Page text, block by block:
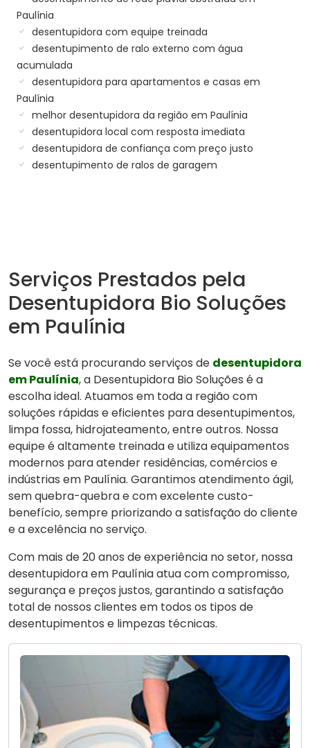
Paulínia
desentupidora com equipe treinada
desentupimento de ralo externo com água
acumulada
desentupidora para apartamentos e casas em
Paulínia
melhor desentupidora da região em Paulínia
desentupidora local com resposta imediata
desentupidora de confiança com preço justo
desentupimento de ralos de garagem
Serviços Prestados pela
Desentupidora Bio Soluções
em Paulínia
Se você está procurando serviços de desentupidora
em Paulínia, a Desentupidora Bio Soluções é a
escolha ideal. Atuamos em toda a região com
soluções rápidas e eficientes para desentupimentos,
limpa fossa, hidrojateamento, entre outros. Nossa
equipe é altamente treinada e utiliza equipamentos
modernos para atender residências, comércios e
indústrias em Paulínia. Garantimos atendimento ágil,
sem quebra-quebra e com excelente custo-
benefício, sempre priorizando a satisfação do cliente
e a excelência no serviço.
Com mais de 20 anos de experiência no setor, nossa
desentupidora em Paulínia atua com compromisso,
segurança e preços justos, garantindo a satisfação
total de nossos clientes em todos os tipos de
desentupimentos e limpezas técnicas.